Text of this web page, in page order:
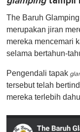
The Baruh
merupakan jiran
mereka mencemari
selama bertahun-
Pengendali tapak
tersebut telah
mereka terlebih